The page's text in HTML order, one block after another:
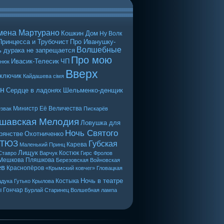
Мартурано Кошкин Дом Ну Волк
и Трубочист Про Иванушку-
дурака не запрещается Волшебные
Ивасик-Телесик ЧП Про мою
Кайдашева сiмя Вверх
Сердце в ладонях Шельменко-денщик
Министр Её Величества Пискарёв
Мелодия Ловушка для
Охотниченко Ночь Святого
ТЮЗ Маленький Принц Карева Губская
Лищук Варчук Костюк Гирс Фролов
Пляшкова Березовская Войновская
Краснопёров «Крымский ковчег» Гловацкая
Гутько Крылова Костыка Ночь в театре
Гончар Бурлай Старинец Волшебная лампа